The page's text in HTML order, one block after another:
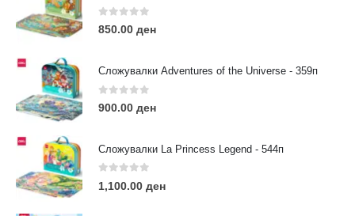
0out of 5
850.00 ден
Сложувалки Adventures of the Universe - 359п
0 out of 5
900.00 ден
Сложувалки La Princess Legend - 544п
0 out of 5
1,100.00 ден
ТЕЛЕФОН:
0038977640534
contact@moehobi.mk
РАБОТНО ВРЕМЕ:
Пон - Саб / 09:00 - 21:00
ЛИНКОВИ